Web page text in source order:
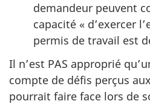
demandeur peuvent
capacité « d’exercer
permis de travail est
Il n’est PAS approprié
compte de défis perçus
pourrait faire face lors de